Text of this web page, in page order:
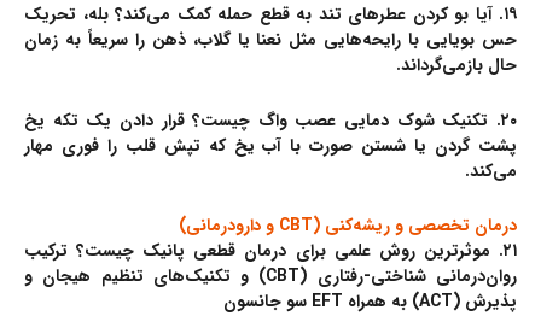
۱۹. آیا بو کردن عطرهای تند به قطع حمله کمک می‌کند؟
بله، تحریک
حس بویایی با رایحه‌هایی مثل نعنا یا گلاب، ذهن را سریعاً به زمان
حال بازمی‌گرداند.
۲۰. تکنیک شوک دمایی عصب واگ چیست؟
قرار دادن یک تکه یخ
پشت گردن یا شستن صورت با آب یخ که تپش قلب را فوری مهار
می‌کند.
درمان تخصصی و ریشه‌کنی (CBT و دارودرمانی)
۲۱. موثرترین روش علمی برای درمان قطعی پانیک چیست؟
ترکیب
روان‌درمانی شناختی-رفتاری (CBT) و تکنیک‌های تنظیم هیجان و
پذیرش (ACT) به همراه EFT سو جانسون